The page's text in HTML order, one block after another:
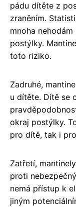
pádu dítěte z
zraněním.
mnoha
postýlky.
toto riziko.
Zadruhé,
u dítěte. Dítě se
okraj postýlky.
pro dítě, tak i
Zatřetí,
proti
nemá přístup k
jiným